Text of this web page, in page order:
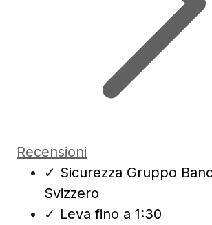
Recensioni
✓ Sicurezza Gruppo
Svizzero
✓ Leva fino a 1:30